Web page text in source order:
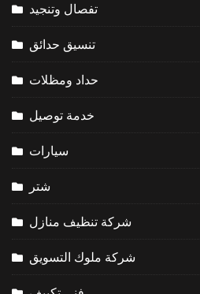
تفصال وتنجيد
تنسيق حدائق
حداد ومظلات
خدمة توصيل
سيارات
شتر
شركة تنظيف منازل
شركة ملوك التسويق